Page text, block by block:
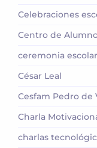
Celebraciones
Centro de
ceremonia
César Leal
Cesfam Pedro de
Charla
charlas